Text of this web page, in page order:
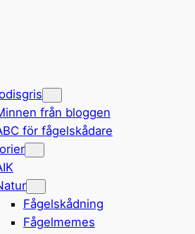
från bloggen
för fågelskådare
Fågelskådning
Fågelmemes